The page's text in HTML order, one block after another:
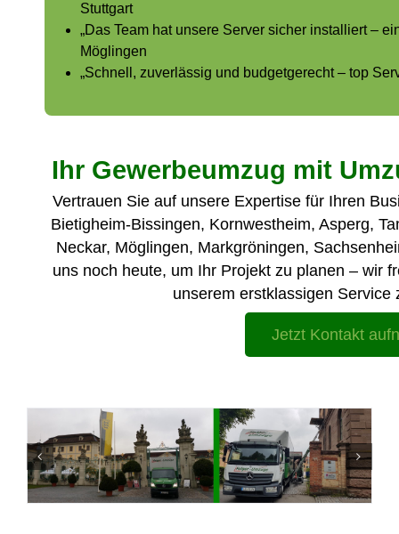
Stuttgart
„Das Team hat unsere Server sicher installiert –
Möglingen
„Schnell, zuverlässig und budgetgerecht – top
Ihr Gewerbeumzug mit
Vertrauen Sie auf unsere Expertise für Ihren
Bietigheim-Bissingen, Kornwestheim, Asperg,
Neckar, Möglingen, Markgröningen,
uns noch heute, um Ihr Projekt zu planen – wir
unserem erstklassigen Service
Jetzt Kontakt